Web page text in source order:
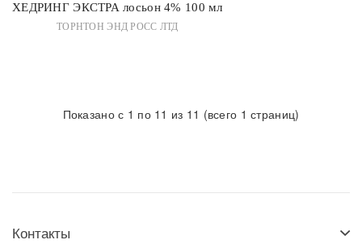
ХЕДРИНГ ЭКСТРА лосьон 4% 100 мл
ТОРНТОН ЭНД РОСС ЛТД
Показано с 1 по 11 из 11 (всего 1 страниц)
Контакты